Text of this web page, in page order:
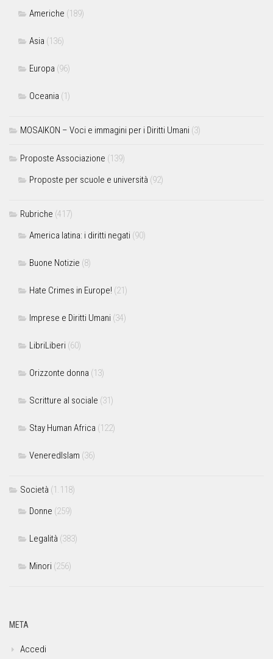
Americhe (189)
Asia (136)
Europa (96)
Oceania (1)
MOSAIKON – Voci e immagini per i Diritti Umani (3)
Proposte Associazione (139)
Proposte per scuole e università (92)
Rubriche (417)
America latina: i diritti negati (90)
Buone Notizie (8)
Hate Crimes in Europe! (21)
Imprese e Diritti Umani (34)
LibriLiberi (60)
Orizzonte donna (13)
Scritture al sociale (31)
Stay Human Africa (122)
VeneredIslam (36)
Società (1.118)
Donne (259)
Legalità (383)
Minori (256)
META
Accedi